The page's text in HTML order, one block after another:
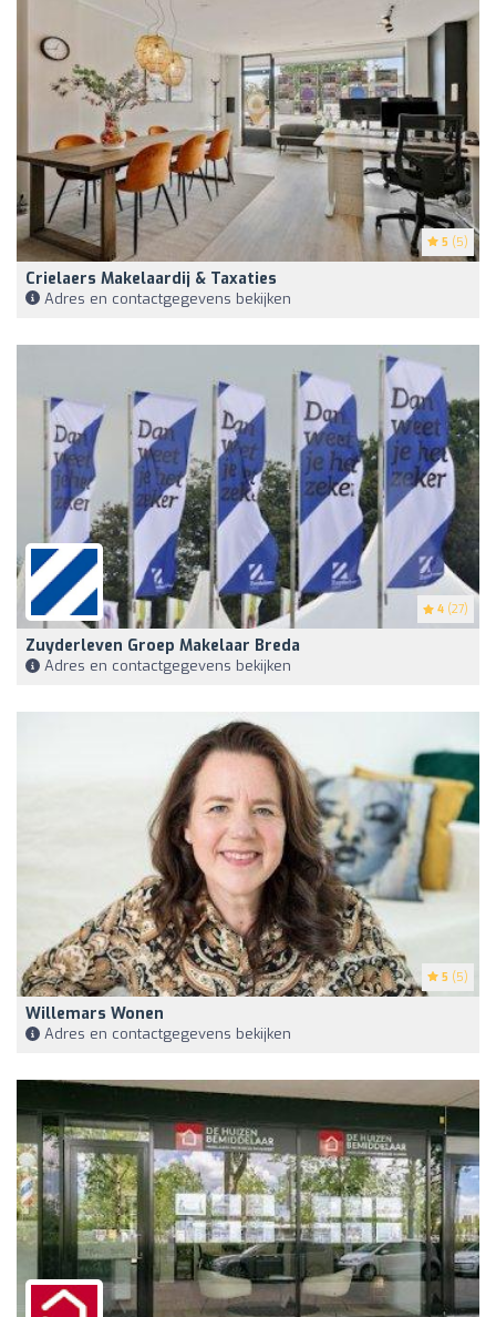
5 (5)
Crielaers Makelaardij & Taxaties
Adres en contactgegevens bekijken
4 (27)
Zuyderleven Groep Makelaar Breda
Adres en contactgegevens bekijken
5 (5)
Willemars Wonen
Adres en contactgegevens bekijken